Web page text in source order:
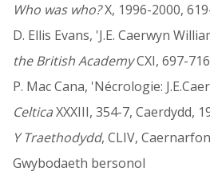
Who was who?X, 1996-2000,
D. Ellis Evans, 'J.E. Caerwyn
the British AcademyCXI, 697-
P. Mac Cana, 'Nécrologie:
CelticaXXXIII, 354-7, Caerdydd,
Y Traethodydd, CLIV,
Gwybodaeth bersonol